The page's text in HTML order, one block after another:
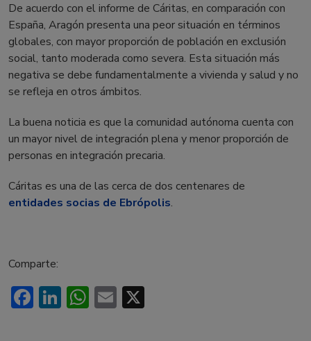
De acuerdo con el informe de Cáritas, en comparación con
España, Aragón presenta una peor situación en términos
globales, con mayor proporción de población en exclusión
social, tanto moderada como severa. Esta situación más
negativa se debe fundamentalmente a vivienda y salud y no
se refleja en otros ámbitos.
La buena noticia es que la comunidad autónoma cuenta con
un mayor nivel de integración plena y menor proporción de
personas en integración precaria.
Cáritas es una de las cerca de dos centenares de
entidades socias de Ebrópolis.
Comparte:
Facebook
LinkedIn
WhatsApp
Email